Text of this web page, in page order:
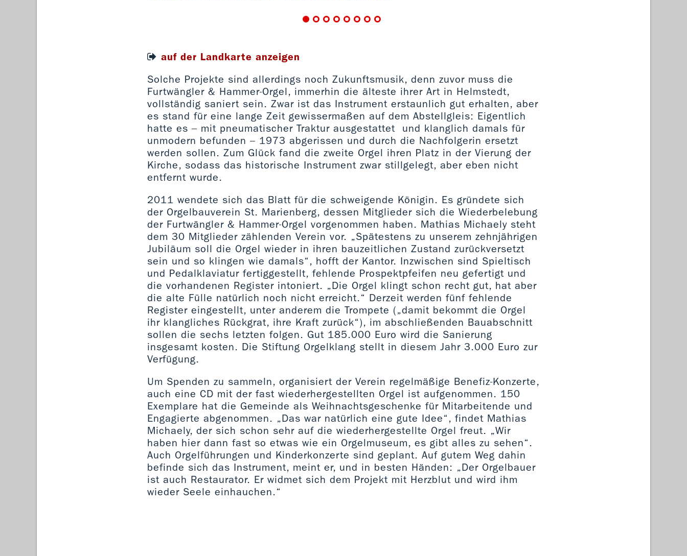
auf der Landkarte anzeigen
Solche Projekte sind allerdings noch Zukunftsmusik, denn zuvor muss die
Furtwängler & Hammer-Orgel, immerhin die älteste ihrer Art in Helmstedt,
vollständig saniert sein. Zwar ist das Instrument erstaunlich gut erhalten, aber
es stand für eine lange Zeit gewissermaßen auf dem Abstellgleis: Eigentlich
hatte es – mit pneumatischer Traktur ausgestattet und klanglich damals für
unmodern befunden – 1973 abgerissen und durch die Nachfolgerin ersetzt
werden sollen. Zum Glück fand die zweite Orgel ihren Platz in der Vierung der
Kirche, sodass das historische Instrument zwar stillgelegt, aber eben nicht
entfernt wurde.
2011 wendete sich das Blatt für die schweigende Königin. Es gründete sich
der Orgelbauverein St. Marienberg, dessen Mitglieder sich die Wiederbelebung
der Furtwängler & Hammer-Orgel vorgenommen haben. Mathias Michaely steht
dem 30 Mitglieder zählenden Verein vor. „Spätestens zu unserem zehnjährigen
Jubiläum soll die Orgel wieder in ihren bauzeitlichen Zustand zurückversetzt
sein und so klingen wie damals“, hofft der Kantor. Inzwischen sind Spieltisch
und Pedalklaviatur fertiggestellt, fehlende Prospektpfeifen neu gefertigt und
die vorhandenen Register intoniert. „Die Orgel klingt schon recht gut, hat aber
die alte Fülle natürlich noch nicht erreicht.“ Derzeit werden fünf fehlende
Register eingestellt, unter anderem die Trompete („damit bekommt die Orgel
ihr klangliches Rückgrat, ihre Kraft zurück“), im abschließenden Bauabschnitt
sollen die sechs letzten folgen. Gut 185.000 Euro wird die Sanierung
insgesamt kosten. Die Stiftung Orgelklang stellt in diesem Jahr 3.000 Euro zur
Verfügung.
Um Spenden zu sammeln, organisiert der Verein regelmäßige Benefiz-Konzerte,
auch eine CD mit der fast wiederhergestellten Orgel ist aufgenommen. 150
Exemplare hat die Gemeinde als Weihnachtsgeschenke für Mitarbeitende und
Engagierte abgenommen. „Das war natürlich eine gute Idee“, findet Mathias
Michaely, der sich schon sehr auf die wiederhergestellte Orgel freut. „Wir
haben hier dann fast so etwas wie ein Orgelmuseum, es gibt alles zu sehen“.
Auch Orgelführungen und Kinderkonzerte sind geplant. Auf gutem Weg dahin
befinde sich das Instrument, meint er, und in besten Händen: „Der Orgelbauer
ist auch Restaurator. Er widmet sich dem Projekt mit Herzblut und wird ihm
wieder Seele einhauchen.“